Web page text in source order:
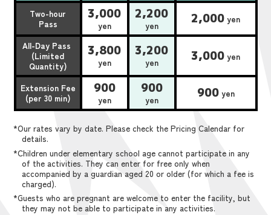
Two-hour
Pass
3,000
yen
2,200
yen 2,000 yen
All-Day Pass
(Limited
Quantity)
3,800
yen
3,200
yen 3,000 yen
Extension Fee
(per 30 min)
900
yen
900
yen 900yen
*Our rates vary by date. Please check the Pricing Calendar for
details.
*Children under elementary school age cannot participate in any
of the activities. They can enter for free only when
accompanied by a guardian aged 20 or older (for which a fee is
charged).
*Guests who are pregnant are welcome to enter the facility, but
they may not be able to participate in any activities.